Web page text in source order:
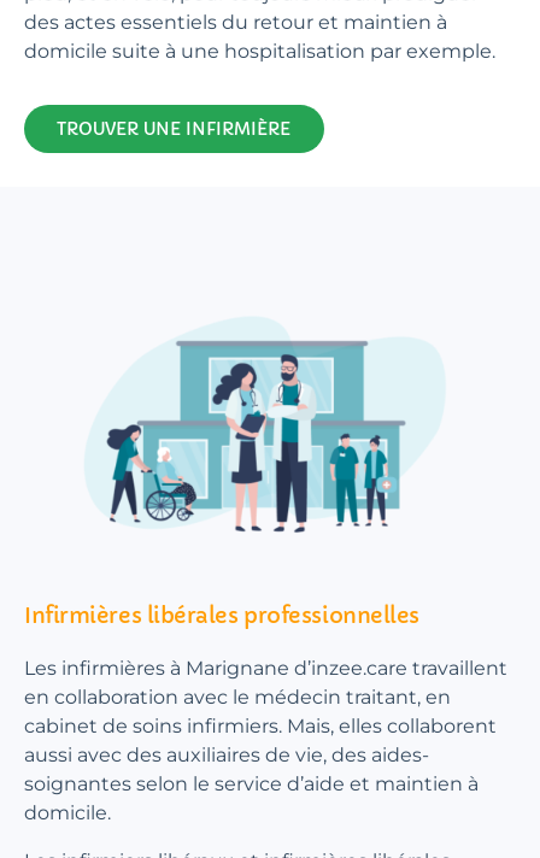
des actes essentiels du retour et maintien à
domicile suite à une hospitalisation par exemple.
TROUVER UNE INFIRMIÈRE
Infirmières libérales professionnelles
Les infirmières à Marignane d’inzee.care travaillent
en collaboration avec le médecin traitant, en
cabinet de soins infirmiers. Mais, elles collaborent
aussi avec des auxiliaires de vie, des aides-
soignantes selon le service d’aide et maintien à
domicile.